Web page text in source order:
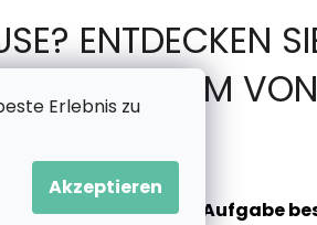
Erlebnis zu
Akzeptieren
ENTDECKEN
IN FORM VON
und Ihre Aufgabe